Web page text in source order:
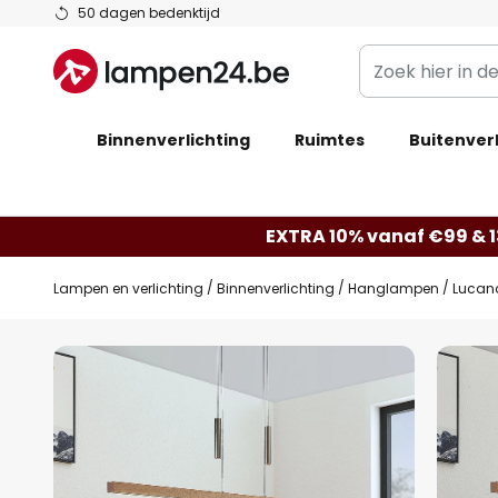
50 dagen bedenktijd
Ga
de
inhoud
Zoek
hier
de
Binnenverlichting Ruimtes
EXTRA 10% vanaf €99 &
Lampen en verlichting Binnenverlichting Hanglampen
Ga
einde
van